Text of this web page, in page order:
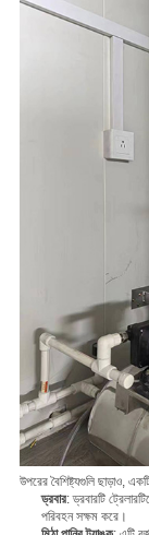
উপরের বৈশিষ্ট্যগুলি ছাড়াও,
ড্রবার: ড্রবারটি
পরিবহন সক্ষম করে।